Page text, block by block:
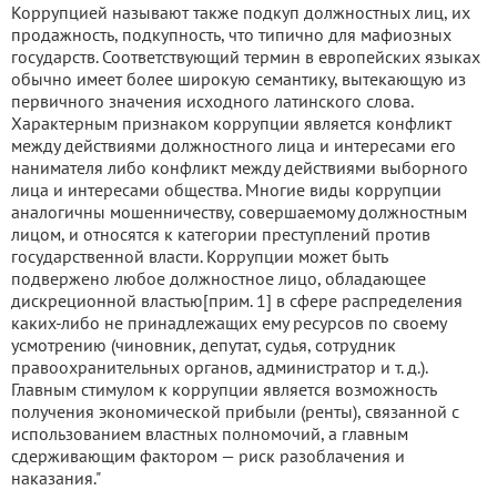
Коррупцией называют также подкуп должностных лиц, их
продажность, подкупность, что типично для мафиозных
государств. Соответствующий термин в европейских языках
обычно имеет более широкую семантику, вытекающую из
первичного значения исходного латинского слова.
Характерным признаком коррупции является конфликт
между действиями должностного лица и интересами его
нанимателя либо конфликт между действиями выборного
лица и интересами общества. Многие виды коррупции
аналогичны мошенничеству, совершаемому должностным
лицом, и относятся к категории преступлений против
государственной власти. Коррупции может быть
подвержено любое должностное лицо, обладающее
дискреционной властью[прим. 1] в сфере распределения
каких-либо не принадлежащих ему ресурсов по своему
усмотрению (чиновник, депутат, судья, сотрудник
правоохранительных органов, администратор и т. д.).
Главным стимулом к коррупции является возможность
получения экономической прибыли (ренты), связанной с
использованием властных полномочий, а главным
сдерживающим фактором — риск разоблачения и
наказания."